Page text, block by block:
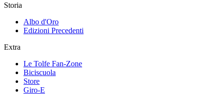
Storia
Albo d'Oro
Edizioni Precedenti
Extra
Le Tolfe Fan-Zone
Biciscuola
Store
Giro-E